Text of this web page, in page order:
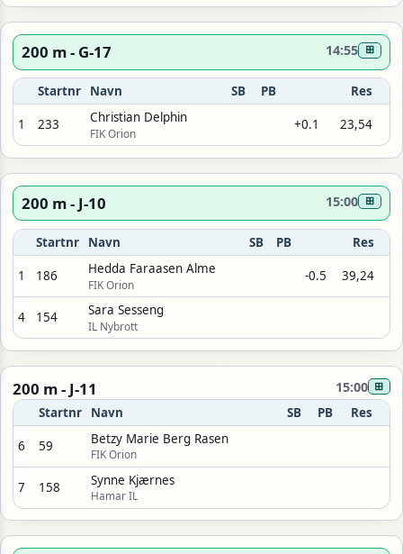
200 m - G-17 14:55 ⊞
Startnr Navn SB PB Res
1 233 Christian Delphin
FIK Orion
+0.1 23,54
200 m - J-10 15:00 ⊞
Startnr Navn SB PB Res
1 186 Hedda Faraasen Alme
FIK Orion
-0.5 39,24
4 154 Sara Sesseng
IL Nybrott
200 m - J-11 15:00 ⊞
Startnr Navn SB PB Res
6 59 Betzy Marie Berg Rasen
FIK Orion
7 158 Synne Kjærnes
Hamar IL